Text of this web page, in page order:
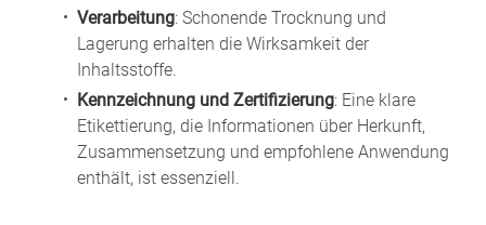
Verarbeitung: Schonende Trocknung und
Lagerung erhalten die Wirksamkeit der
Inhaltsstoffe.
Kennzeichnung und Zertifizierung: Eine klare
Etikettierung, die Informationen über Herkunft,
Zusammensetzung und empfohlene Anwendung
enthält, ist essenziell.